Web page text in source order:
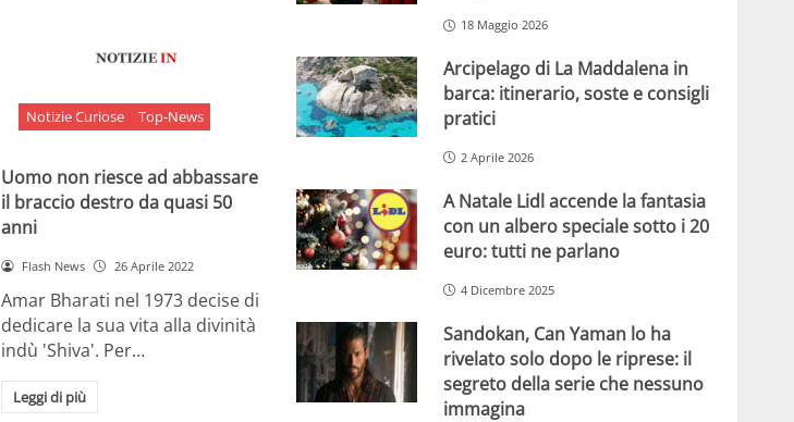
Notizie Curiose Top-News
Uomo non riesce ad abbassare
il braccio destro da quasi 50
anni
Flash News 26 Aprile 2022
Amar Bharati nel 1973 decise di
dedicare la sua vita alla divinità
indù 'Shiva'. Per…
Leggi di più
18 Maggio 2026
Arcipelago di La Maddalena in
barca: itinerario, soste e consigli
pratici
2 Aprile 2026
A Natale Lidl accende la fantasia
con un albero speciale sotto i 20
euro: tutti ne parlano
4 Dicembre 2025
Sandokan, Can Yaman lo ha
rivelato solo dopo le riprese: il
segreto della serie che nessuno
immagina